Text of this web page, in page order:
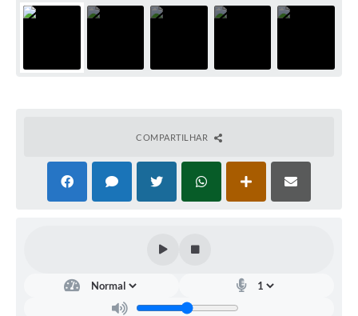
Associação dos Servidores Públicos Municipais de
Vinhedo
Arquivos para Download
COMPARTILHAR